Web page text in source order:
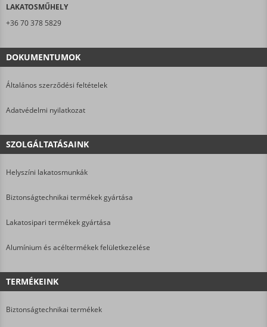
LAKATOSMŰHELY
+36 70 378 5829
DOKUMENTUMOK
Általános szerződési feltételek
Adatvédelmi nyilatkozat
SZOLGÁLTATÁSAINK
Helyszíni lakatosmunkák
Biztonságtechnikai termékek gyártása
Lakatosipari termékek gyártása
Alumínium és acéltermékek felületkezelése
TERMÉKEINK
Biztonságtechnikai termékek